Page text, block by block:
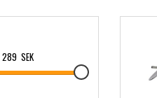
289 SEK